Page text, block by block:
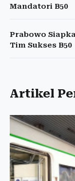
Mandatori B50
Prabowo
Tim Sukses B50
Artikel